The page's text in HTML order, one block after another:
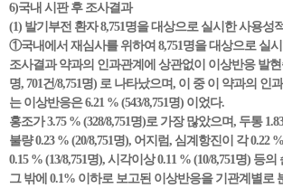
6)국내 시판 후 조사결과
(1) 발기부전 환자 8,751명을 대상으로 실시한 사용성
①국내에서 재심사를 위하여 8,751명을 대상으로 실
조사결과 약과의 인과관계에 상관없이 이상반응 발현
명, 701건/8,751명) 로 나타났으며, 이 중 이 약과의 인
는 이상반응은 6.21 % (543/8,751명) 이었다.
홍조가 3.75 % (328/8,751명)로 가장 많았으며, 두통
불량 0.23 % (20/8,751명), 어지럼, 심계항진이 각 0.22
0.15 % (13/8,751명), 시각이상 0.11 % (10/8,751명) 등
그 밖에 0.1% 이하로 보고된 이상반응을 기관계별로